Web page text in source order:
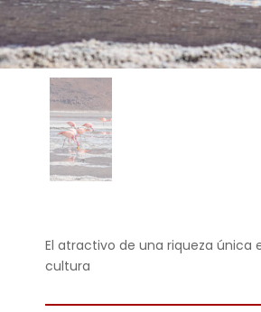
El atractivo de una riqueza única
cultura